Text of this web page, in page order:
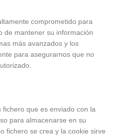
comprometido para
de mantener su información
más avanzados y los
para asegurarnos que no
fichero que es enviado con la
para almacenarse en su
fichero se crea y la cookie sirve